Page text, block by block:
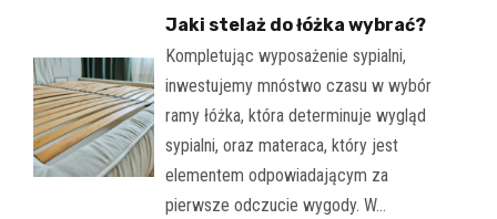
Jaki stelaż do łóżka wybrać?
Kompletując wyposażenie sypialni,
inwestujemy mnóstwo czasu w wybór
ramy łóżka, która determinuje wygląd
sypialni, oraz materaca, który jest
elementem odpowiadającym za
pierwsze odczucie wygody. W…